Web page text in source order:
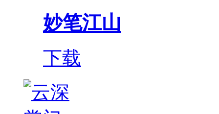
妙笔江山
下载